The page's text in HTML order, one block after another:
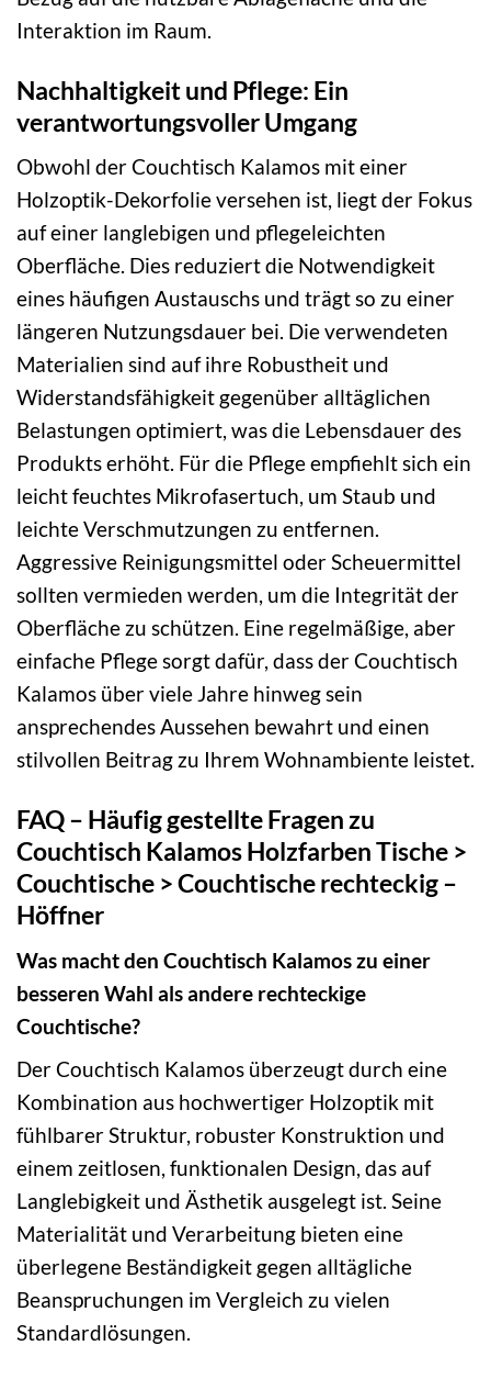
Interaktion im Raum.
Nachhaltigkeit und Pflege: Ein
verantwortungsvoller Umgang
Obwohl der Couchtisch Kalamos mit einer
Holzoptik-Dekorfolie versehen ist, liegt der Fokus
auf einer langlebigen und pflegeleichten
Oberfläche. Dies reduziert die Notwendigkeit
eines häufigen Austauschs und trägt so zu einer
längeren Nutzungsdauer bei. Die verwendeten
Materialien sind auf ihre Robustheit und
Widerstandsfähigkeit gegenüber alltäglichen
Belastungen optimiert, was die Lebensdauer des
Produkts erhöht. Für die Pflege empfiehlt sich ein
leicht feuchtes Mikrofasertuch, um Staub und
leichte Verschmutzungen zu entfernen.
Aggressive Reinigungsmittel oder Scheuermittel
sollten vermieden werden, um die Integrität der
Oberfläche zu schützen. Eine regelmäßige, aber
einfache Pflege sorgt dafür, dass der Couchtisch
Kalamos über viele Jahre hinweg sein
ansprechendes Aussehen bewahrt und einen
stilvollen Beitrag zu Ihrem Wohnambiente leistet.
FAQ – Häufig gestellte Fragen zu
Couchtisch Kalamos Holzfarben Tische >
Couchtische > Couchtische rechteckig –
Höffner
Was macht den Couchtisch Kalamos zu einer
besseren Wahl als andere rechteckige
Couchtische?
Der Couchtisch Kalamos überzeugt durch eine
Kombination aus hochwertiger Holzoptik mit
fühlbarer Struktur, robuster Konstruktion und
einem zeitlosen, funktionalen Design, das auf
Langlebigkeit und Ästhetik ausgelegt ist. Seine
Materialität und Verarbeitung bieten eine
überlegene Beständigkeit gegen alltägliche
Beanspruchungen im Vergleich zu vielen
Standardlösungen.